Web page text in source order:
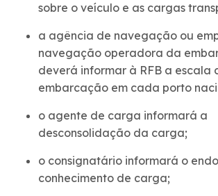
sobre o veículo e as cargas
a agência de navegação ou
navegação operadora da
deverá informar à RFB a escala
embarcação em cada porto
o agente de carga informará a
desconsolidação da carga;
o consignatário informará o
conhecimento de carga;